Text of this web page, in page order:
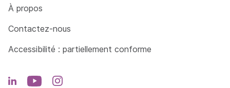
À propos
Contactez-nous
Accessibilité : partiellement conforme